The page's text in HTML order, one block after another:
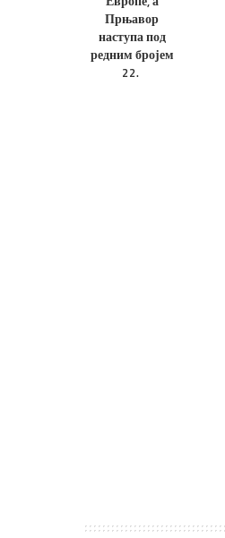
Прњавор
наступа под
редним бројем
22.